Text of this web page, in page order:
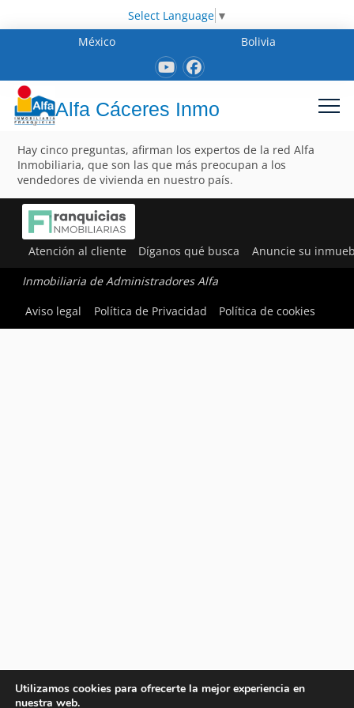
Select Language ▼
México
Bolivia
Alfa Cáceres Inmo
Hay cinco preguntas, afirman los expertos de la red Alfa
Inmobiliaria, que son las que más preocupan a los
vendedores de vivienda en nuestro país.
Atención al cliente Díganos qué busca Anuncie su
Inmobiliaria de Administradores Alfa
Aviso legal
Política de Privacidad Política de cookies
Utilizamos cookies para ofrecerte la mejor experiencia en
nuestra web.